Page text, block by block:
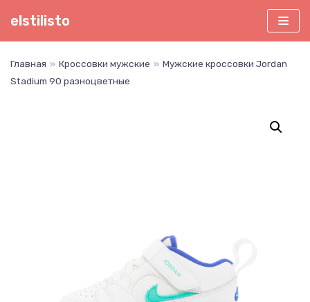
Перейти
elstilisto
Главная » Кроссовки мужские » Мужские кроссовки Jordan
Stadium 90 разноцветные